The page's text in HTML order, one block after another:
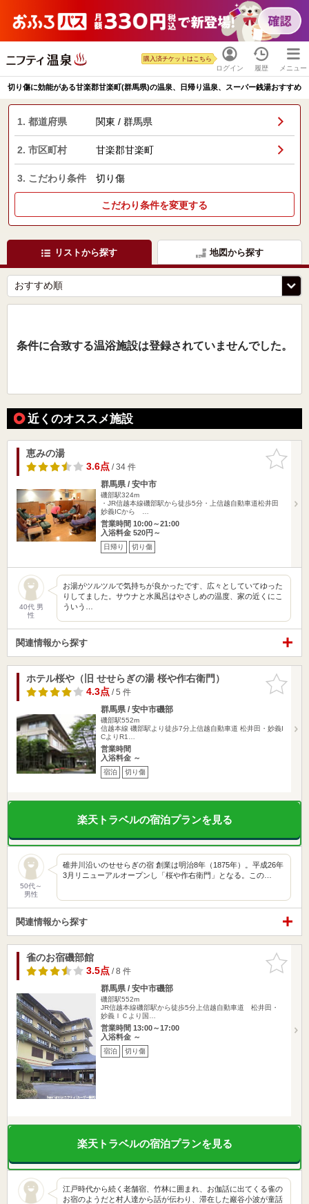
ログイン
購入済チケットはこちら
履歴 メニュー
切り傷に効能がある甘楽郡甘楽町(群馬県)の温泉、日帰り温泉、スーパー銭湯おすすめ
1. 都道府県 関東 / 群馬県
2. 市区町村 甘楽郡甘楽町
3. こだわり条件 切り傷
こだわり条件を変更する
リストから探す 地図から探す
条件に合致する温浴施設は登録されていませんでした。
近くのオススメ施設
お気に入
りに追加
恵みの湯
3.6点/ 34 件
群馬県 / 安中市
磯部駅324m
・JR信越本線磯部駅から徒歩5分・上信越自動車道松井田
妙義ICから …
営業時間 10:00～21:00
入浴料金 520円～
日帰り 切り傷
40代 男
性
お湯がツルツルで気持ちが良かったです、広々としていてゆった
りしてました。サウナと水風呂はやさしめの温度、家の近くにこ
ういう…
関連情報から探す
お気に入
りに追加
ホテル桜や（旧 せせらぎの湯 桜や作右衛門）
4.3点/ 5 件
群馬県 / 安中市磯部
磯部駅552m
信越本線 磯部駅より徒歩7分上信越自動車道 松井田・妙義I
CよりR1…
営業時間
入浴料金 ～
宿泊 切り傷
楽天トラベルの宿泊プランを見る
50代～
男性
碓井川沿いのせせらぎの宿 創業は明治8年（1875年）。平成26年
3月リニューアルオープンし「桜や作右衛門」となる。この…
関連情報から探す
お気に入
りに追加
雀のお宿磯部館
3.5点/ 8 件
群馬県 / 安中市磯部
磯部駅552m
JR信越本線磯部駅から徒歩5分上信越自動車道 松井田・
妙義ＩＣより国…
営業時間 13:00～17:00
入浴料金 ～
宿泊 切り傷
楽天トラベルの宿泊プランを見る
江戸時代から続く老舗宿、竹林に囲まれ、お伽話に出てくる雀の
お宿のようだと村人達から話が伝わり、滞在した巖谷小波が童話